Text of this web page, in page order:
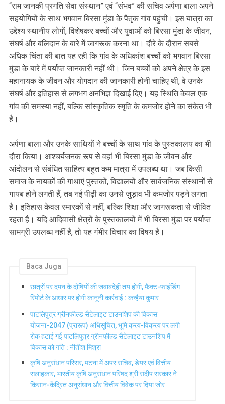
“राम जानकी प्रगति सेवा संस्थान” एवं “संभव” की सचिव अर्पणा बाला अपने
सहयोगियों के साथ भगवान बिरसा मुंडा के पैतृक गांव पहुंची। इस यात्रा का
उद्देश्य स्थानीय लोगों, विशेषकर बच्चों और युवाओं को बिरसा मुंडा के जीवन,
संघर्ष और बलिदान के बारे में जागरूक करना था। दौरे के दौरान सबसे
अधिक चिंता की बात यह रही कि गांव के अधिकांश बच्चों को भगवान बिरसा
मुंडा के बारे में पर्याप्त जानकारी नहीं थी। जिन बच्चों को अपने क्षेत्र के इस
महानायक के जीवन और योगदान की जानकारी होनी चाहिए थी, वे उनके
संघर्ष और इतिहास से लगभग अनभिज्ञ दिखाई दिए। यह स्थिति केवल एक
गांव की समस्या नहीं, बल्कि सांस्कृतिक स्मृति के कमजोर होने का संकेत भी
है।
अर्पणा बाला और उनके साथियों ने बच्चों के साथ गांव के पुस्तकालय का भी
दौरा किया। आश्चर्यजनक रूप से वहां भी बिरसा मुंडा के जीवन और
आंदोलन से संबंधित साहित्य बहुत कम मात्रा में उपलब्ध था। जब किसी
समाज के नायकों की गाथाएं पुस्तकों, विद्यालयों और सार्वजनिक संस्थानों से
गायब होने लगती हैं, तब नई पीढ़ी का उनसे जुड़ाव भी कमजोर पड़ने लगता
है। इतिहास केवल स्मारकों से नहीं, बल्कि शिक्षा और जागरूकता से जीवित
रहता है। यदि आदिवासी क्षेत्रों के पुस्तकालयों में भी बिरसा मुंडा पर पर्याप्त
सामग्री उपलब्ध नहीं है, तो यह गंभीर विचार का विषय है।
Baca Juga
छात्रों पर दमन के दोषियों की जवाबदेही तय होगी, फैक्ट-फाइंडिंग
रिपोर्ट के आधार पर होगी कानूनी कार्रवाई : कन्हैया कुमार
पाटलिपुत्र ग्रीनफील्ड सैटेलाइट टाउनशिप की विकास
योजना-2047 (प्रारूप) अधिसूचित, भूमि क्रय-विक्रय पर लगी
रोक हटाई गई पाटलिपुत्र ग्रीनफील्ड सैटेलाइट टाउनशिप में
विकास को गति : नीतीश मिश्रा
कृषि अनुसंधान परिसर, पटना में अपर सचिव, डेयर एवं वित्तीय
सलाहकार, भारतीय कृषि अनुसंधान परिषद श्री संदीप सरकार ने
किसान-केंद्रित अनुसंधान और वित्तीय विवेक पर दिया जोर